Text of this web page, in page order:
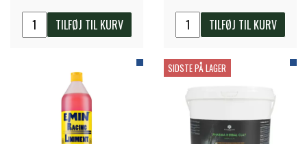
TILFØJ TIL KURV TILFØJ TIL KURV
SIDSTE PÅ LAGER